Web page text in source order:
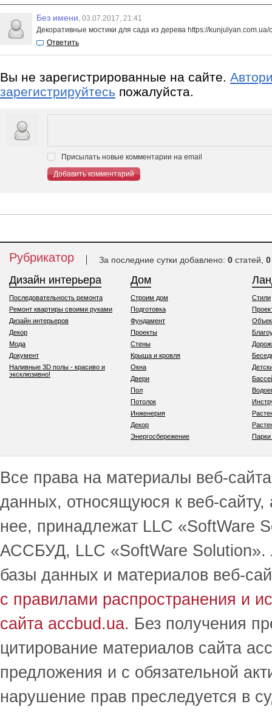
Без имени, 03.07.2017, 21:41
Декоративные мостики для сада из дерева https://
Ответить
Вы не зарегистрированные на сайте.
зарегистрируйтесь пожалуйста.
Присылать новые комментарии на email
Добавить комментарий
Рубрикатор За последние сутки добавлено: 0 статей, 0
Дизайн интерьера
Последовательность ремонта
Ремонт квартиры своими руками
Дизайн интерьеров
Декор
Мода
Документ
Наливные 3D полы - красиво и
эксклюзивно!
Дом
Строим дом
Подготовка
Фундамент
Проекты
Стены
Крыша и кровля
Окна
Двери
Пол
Потолок
Инженерия
Декор
Энергосбережение
Стили
Все права на материалы веб-
данных, относящуюся к веб-
нее, принадлежат LLC
АССБУД, LLC «SoftWare Solution».
базы данных и материалов веб-
с правилами распространения и
сайта accbud.ua. Без получения
цитирование материалов сайта
предложения и с обязательной
нарушение прав преследуется в